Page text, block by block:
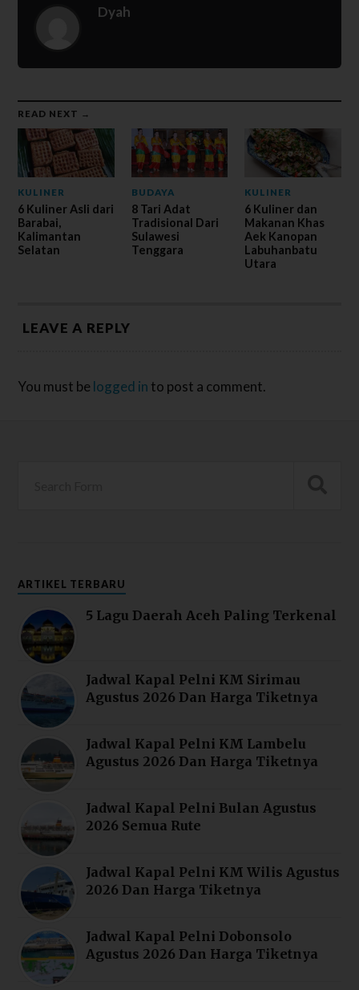
Dyah
READ NEXT →
KULINER
6 Kuliner Asli dari
Barabai,
Kalimantan
Selatan
BUDAYA
8 Tari Adat
Tradisional Dari
Sulawesi
Tenggara
KULINER
6 Kuliner dan
Makanan Khas
Aek Kanopan
Labuhanbatu
Utara
LEAVE A REPLY
You must be logged in to post a comment.
ARTIKEL TERBARU
5 Lagu Daerah Aceh Paling Terkenal
Jadwal Kapal Pelni KM Sirimau
Agustus 2026 Dan Harga Tiketnya
Jadwal Kapal Pelni KM Lambelu
Agustus 2026 Dan Harga Tiketnya
Jadwal Kapal Pelni Bulan Agustus
2026 Semua Rute
Jadwal Kapal Pelni KM Wilis Agustus
2026 Dan Harga Tiketnya
Jadwal Kapal Pelni Dobonsolo
Agustus 2026 Dan Harga Tiketnya